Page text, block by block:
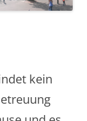
kein